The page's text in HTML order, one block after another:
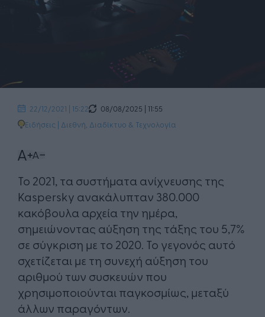
22/12/2021 | 15:22
08/08/2025 | 11:55
Ειδήσεις | Διεθνή Διαδίκτυο & Τεχνολογία
Το 2021, τα συστήματα ανίχνευσης της
Kaspersky ανακάλυπταν 380.000
κακόβουλα αρχεία την ημέρα,
σημειώνοντας αύξηση της τάξης του 5,7%
σε σύγκριση με το 2020. Το γεγονός αυτό
σχετίζεται με τη συνεχή αύξηση του
αριθμού των συσκευών που
χρησιμοποιούνται παγκοσμίως, μεταξύ
άλλων παραγόντων.